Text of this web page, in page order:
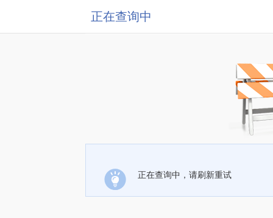
正在查询中
正在查询中，请刷新重试